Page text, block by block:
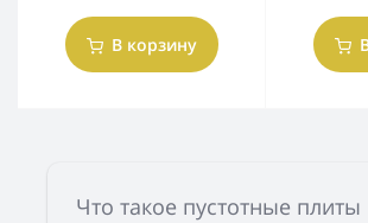
В корзину
Что такое пустотные плиты